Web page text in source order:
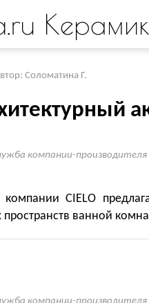
Соломатина Г.
компании-производителя
CIELO
ванной